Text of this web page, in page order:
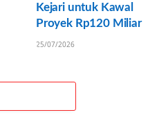
Kejari untuk Kawal
Proyek Rp120 Miliar
25/07/2026